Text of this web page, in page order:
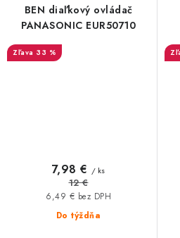
BEN diaľkový ovládač
PANASONIC EUR50710
33 %
Do týždňa
6,49 € bez DPH
7,98 € / ks
12 €